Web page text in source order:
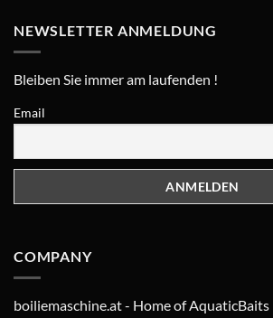
NEWSLETTER ANMELDUNG
Bleiben Sie immer am laufenden !
Email
COMPANY
boiliemaschine.at - Home of AquaticBaits